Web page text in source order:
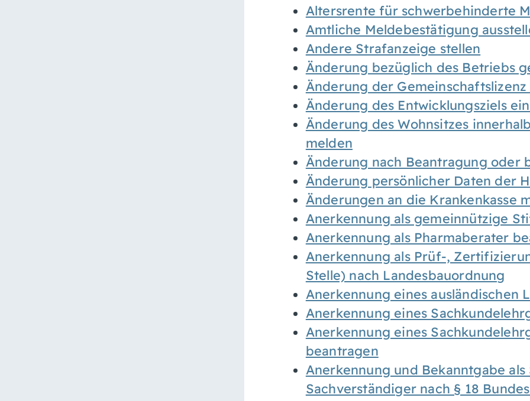
Altersrente für schwerbehinderte
Amtliche Meldebestätigung
Andere Strafanzeige stellen
Änderung bezüglich des Betriebs
Änderung der
Änderung des Entwicklungsziels
Änderung des Wohnsitzes
melden
Änderung nach Beantragung oder
Änderung persönlicher Daten der
Änderungen an die Krankenkasse
Anerkennung als gemeinnützige
Anerkennung als Pharmaberater
Anerkennung als Prüf-,
Stelle) nach Landesbauordnung
Anerkennung eines ausländischen
Anerkennung eines
Anerkennung eines
beantragen
Anerkennung und Bekanntgabe
Sachverständiger nach § 18